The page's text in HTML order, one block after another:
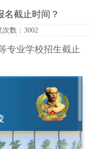
名截止时间？
数： 3002
专业学校招生截止